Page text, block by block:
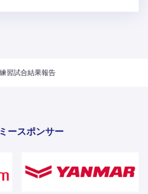
習試合結果報告
ースポンサー